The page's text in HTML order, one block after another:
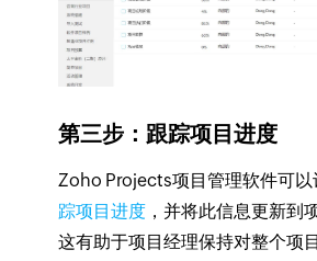
第三步：跟踪项目进度
Zoho Projects项目管理软件可以
踪项目进度，并将此信息更新到
这有助于项目经理保持对整个项